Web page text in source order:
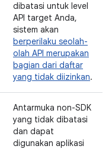
dibatasi untuk level
API target Anda,
sistem akan
berperilaku seolah-
olah API merupakan
bagian dari daftar
yang tidak diizinkan.
Antarmuka non-SDK
yang tidak dibatasi
dan dapat
digunakan aplikasi